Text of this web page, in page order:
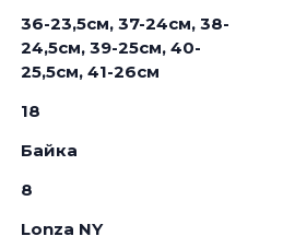
36-23,5см, 37-24см, 38-
24,5см, 39-25см, 40-
25,5см, 41-26см
18
Байка
8
Lonza NY